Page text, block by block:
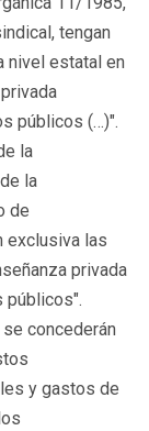
tengan
nivel estatal en
públicos (…)".
la
la
de
exclusiva las
privada
públicos".
concederán
y gastos de